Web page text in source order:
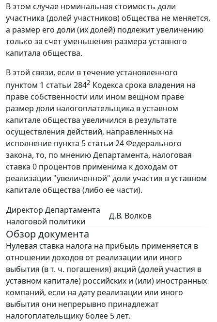
В этом случае номинальная стоимость доли
участника (долей участников) общества не меняется,
а размер его доли (их долей) подлежит увеличению
только за счет уменьшения размера уставного
капитала общества.
В этой связи, если в течение установленного
пунктом 1 статьи 2842 Кодекса срока владения на
праве собственности или ином вещном праве
размер доли налогоплательщика в уставном
капитале общества увеличился в результате
осуществления действий, направленных на
исполнение пункта 5 статьи 24 Федерального
закона, то, по мнению Департамента, налоговая
ставка 0 процентов применима к доходам от
реализации "увеличенной" доли участия в уставном
капитале общества (либо ее части).
Директор Департамента
налоговой политики
Д.В. Волков
Обзор документа
Нулевая ставка налога на прибыль применяется в
отношении доходов от реализации или иного
выбытия (в т. ч. погашения) акций (долей участия в
уставном капитале) российских и (или) иностранных
компаний, если на дату реализации или иного
выбытия они непрерывно принадлежат
налогоплательщику более 5 лет.